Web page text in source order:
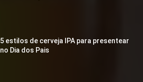
5 estilos de cerveja IPA para presentear
no Dia dos Pais